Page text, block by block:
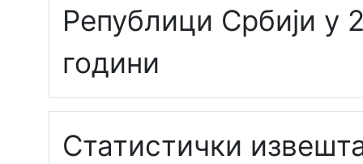
Републици Србији у
години
Статистички